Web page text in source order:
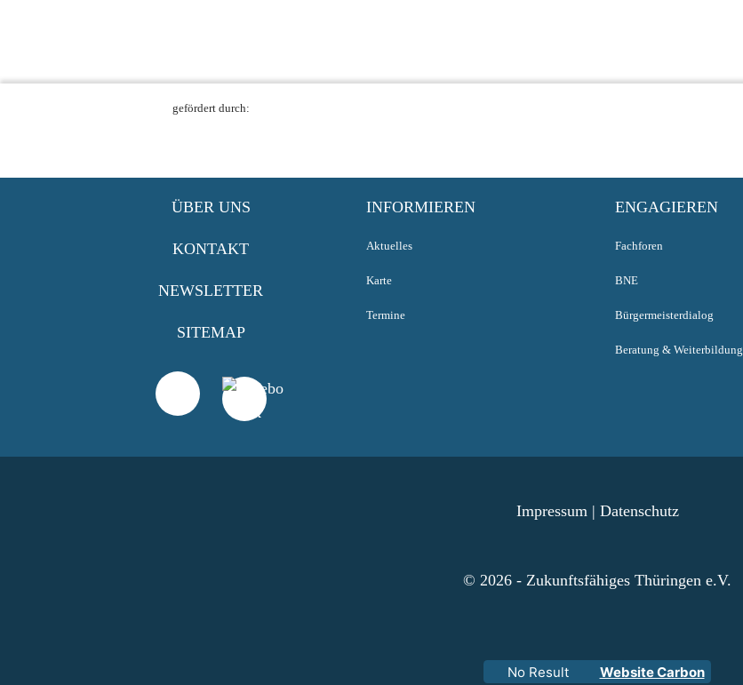
gefördert durch:
ÜBER UNS
KONTAKT
NEWSLETTER
SITEMAP
INFORMIEREN
Aktuelles
Karte
Termine
ENGAGIEREN
Fachforen
BNE
Bürgermeisterdialog
Beratung & Weiterbildung
Impressum| Datenschutz
© 2026 - Zukunftsfähiges Thüringen e.V.
No Result Website Carbon